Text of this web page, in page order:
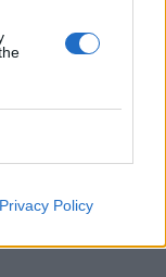
Privacy Policy